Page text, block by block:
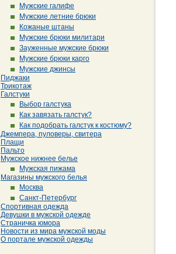
Мужские галифе
Мужские летние брюки
Кожаные штаны
Мужские брюки милитари
Зауженные мужские брюки
Мужские брюки карго
Мужские джинсы
Пиджаки
Трикотаж
Галстуки
Выбор галстука
Как завязать галстук?
Как подобрать галстук к костюму?
Джемпера, пуловеры, свитера
Плащи
Пальто
Мужское нижнее белье
Мужская пижама
Магазины мужского белья
Москва
Санкт-Петербург
Спортивная одежда
Девушки в мужской одежде
Страничка юмора
Новости из мира мужской моды
О портале мужской одежды